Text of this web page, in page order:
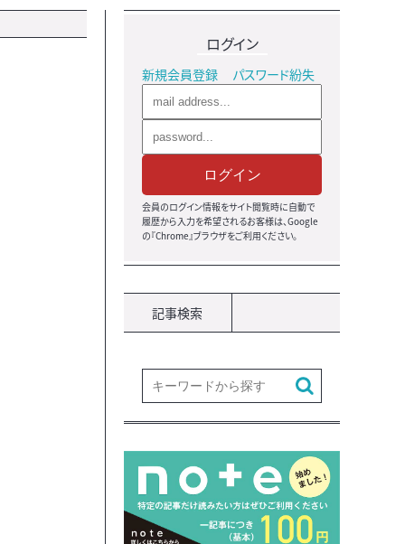
ログイン
新規会員登録 パスワード紛失
ログイン
会員のログイン情報をサイト閲覧時に自動で
履歴から入力を希望されるお客様は、Google
の『Chrome』ブラウザをご利用ください。
記事検索